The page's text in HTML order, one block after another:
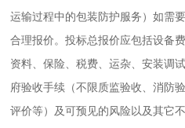
运输过程中的包装防护服务）如需
合理报价。投标总报价应包括设备
资料、保险、税费、运杂、安装调
府验收手续（不限质监验收、消防
评价等）及可预见的风险以及其它